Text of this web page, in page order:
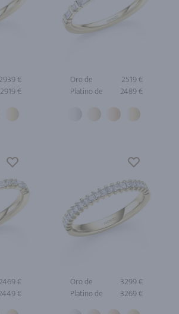
2939 €
2919 €
Oro de
2519 €
Platino de
2489 €
2469 €
€
Oro de
3299 €
Platino de
3269 €